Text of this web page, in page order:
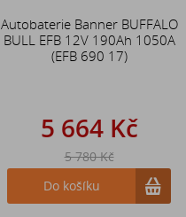
Autobaterie Banner BUFFALO
BULL EFB 12V 190Ah 1050A
(EFB 690 17)
5 664 Kč
5 780 Kč
Do košíku